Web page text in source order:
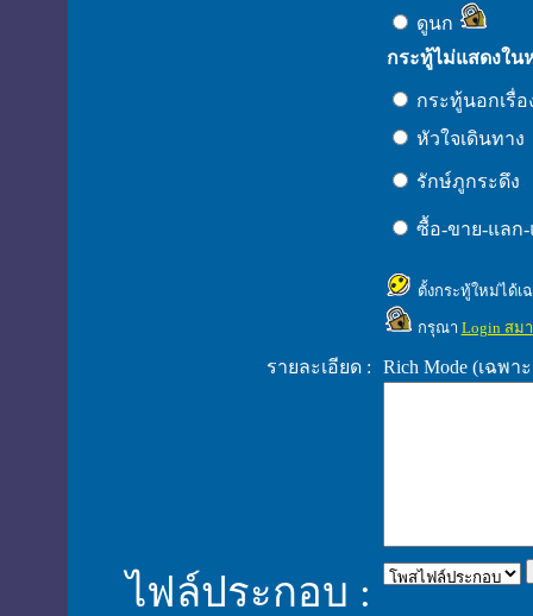
ดูนก
กระทู้ไม่แสดงใน
กระทู้นอกเรื่
หัวใจเดินทาง
รักษ์ภูกระดึง
ซื้อ-ขาย-แลก
ตั้งกระทู้ใหม่ได้
กรุณา Login สม
รายละเอียด : Rich Mode (เฉพา
ไฟล์ประกอบ :